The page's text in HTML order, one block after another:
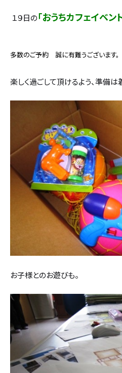
設計・デザイン
保証・アフターメンテナンス
セミオーダー住宅
スタッフ紹介
お知らせ
ブログ
住宅の無料相談会
採用情報
不動産情報
１９日の「おうちカフェイベント
多数のご予約 誠に有難うございます。
楽しく過ごして頂けるよう、準備は
お子様とのお遊びも。